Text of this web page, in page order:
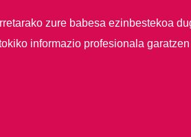
zure babesa ezinbestekoa
informazio profesionala garatzen